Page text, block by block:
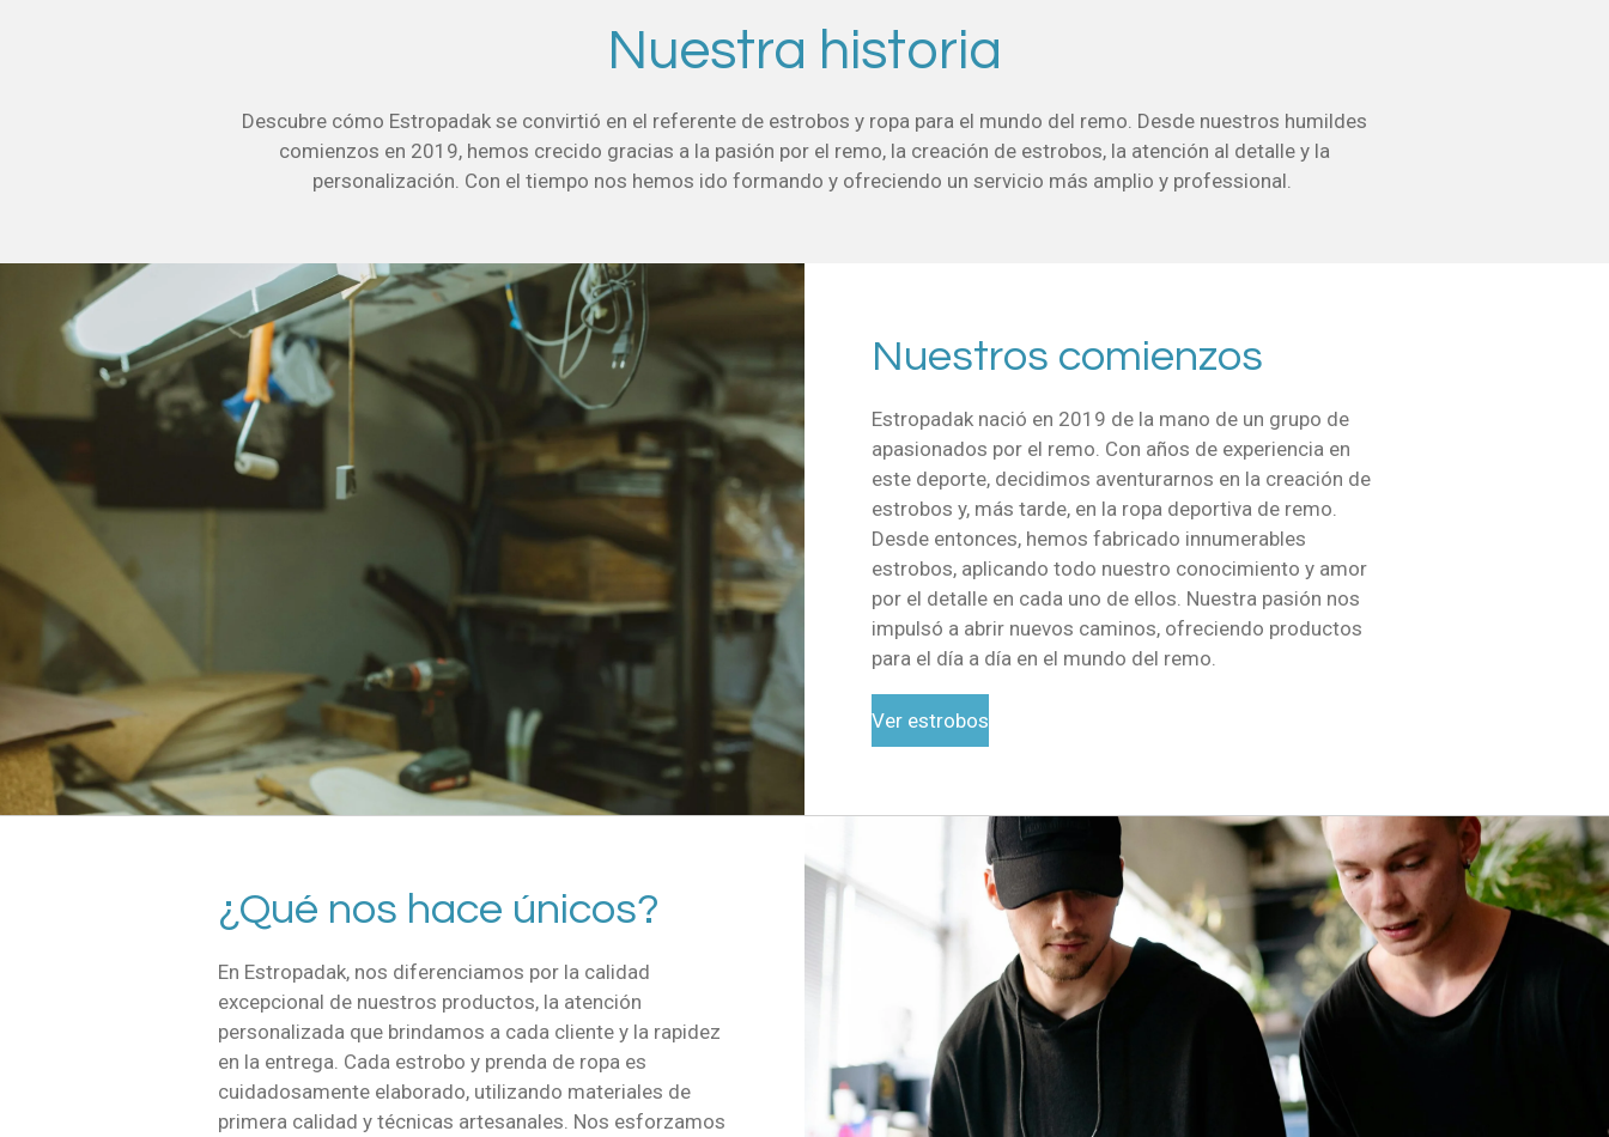
Nuestra historia
Descubre cómo Estropadak se convirtió en el referente de estrobos y ropa para el mundo del remo. Desde nuestros humildes
comienzos en 2019, hemos crecido gracias a la pasión por el remo, la creación de estrobos, la atención al detalle y la
personalización. Con el tiempo nos hemos ido formando y ofreciendo un servicio más amplio y professional.
Nuestros comienzos
Estropadak nació en 2019 de la mano de un grupo de
apasionados por el remo. Con años de experiencia en
este deporte, decidimos aventurarnos en la creación de
estrobos y, más tarde, en la ropa deportiva de remo.
Desde entonces, hemos fabricado innumerables
estrobos, aplicando todo nuestro conocimiento y amor
por el detalle en cada uno de ellos. Nuestra pasión nos
impulsó a abrir nuevos caminos, ofreciendo productos
para el día a día en el mundo del remo.
Ver estrobos
¿Qué nos hace únicos?
En Estropadak, nos diferenciamos por la calidad
excepcional de nuestros productos, la atención
personalizada que brindamos a cada cliente y la rapidez
en la entrega. Cada estrobo y prenda de ropa es
cuidadosamente elaborado, utilizando materiales de
primera calidad y técnicas artesanales. Nos esforzamos